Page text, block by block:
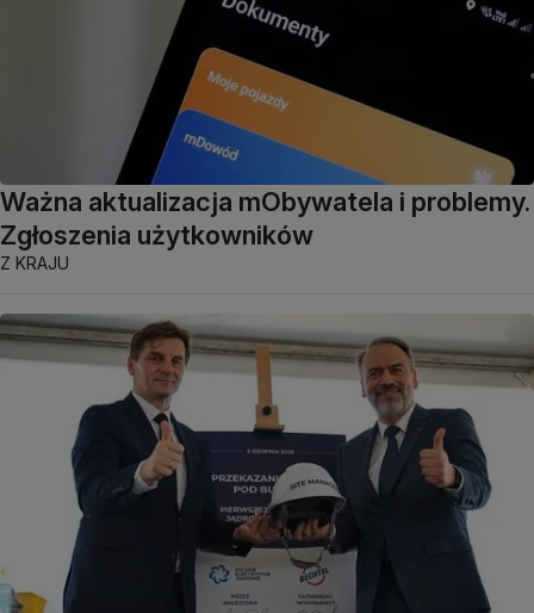
Ważna aktualizacja mObywatela i problemy.
Zgłoszenia użytkowników
Z KRAJU